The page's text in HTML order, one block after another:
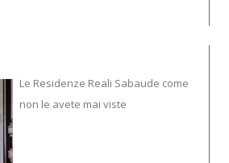
Le Residenze Reali Sabaude come
non le avete mai viste